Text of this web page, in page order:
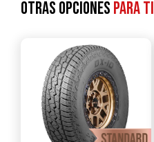
Otras opcionespara ti